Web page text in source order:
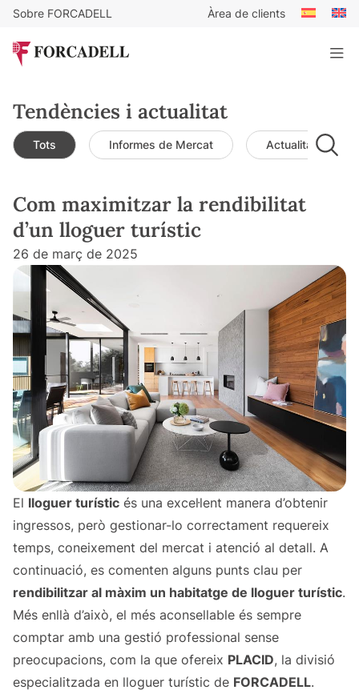
Sobre FORCADELL Àrea de clients
Tendències i actualitat
Tots Informes de Mercat Actualitat de
Com maximitzar la rendibilitat
d’un lloguer turístic
26 de març de 2025
El lloguer turístic és una excel·lent manera d’obtenir
ingressos, però gestionar-lo correctament requereix
temps, coneixement del mercat i atenció al detall. A
continuació, es comenten alguns punts clau per
rendibilitzar al màxim un habitatge de lloguer turístic.
Més enllà d’això, el més aconsellable és sempre
comptar amb una gestió professional sense
preocupacions, com la que ofereix PLACID, la divisió
especialitzada en lloguer turístic de FORCADELL.